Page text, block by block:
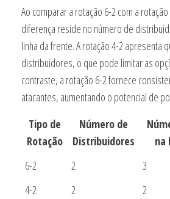
Ao comparar a rotação 6-2 com a
diferença reside no número de
linha da frente. A rotação 4-2 apresenta
distribuidores, o que pode limitar as
contraste, a rotação 6-2 fornece
atacantes, aumentando o potencial de
Tipo de
Rotação
Número de
Distribuidores
na
6-2
2
3
4-2
2 2